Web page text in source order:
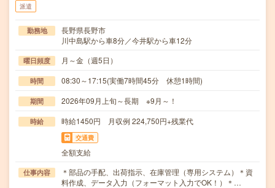
派遣
勤務地
長野県長野市
川中島駅から車8分／今井駅から車12分
曜日頻度 月～金（週5日）
時間 08:30～17:15(実働7時間45分 休憩1時間)
期間 2026年09月上旬～長期 ※9月～！
時給 時給1450円 月収例 224,750円+残業代
交通費
全額支給
仕事内容
＊部品の手配、出荷指示、在庫管理（専用システム）＊資
料作成、データ入力（フォーマット入力でOK！）＊…